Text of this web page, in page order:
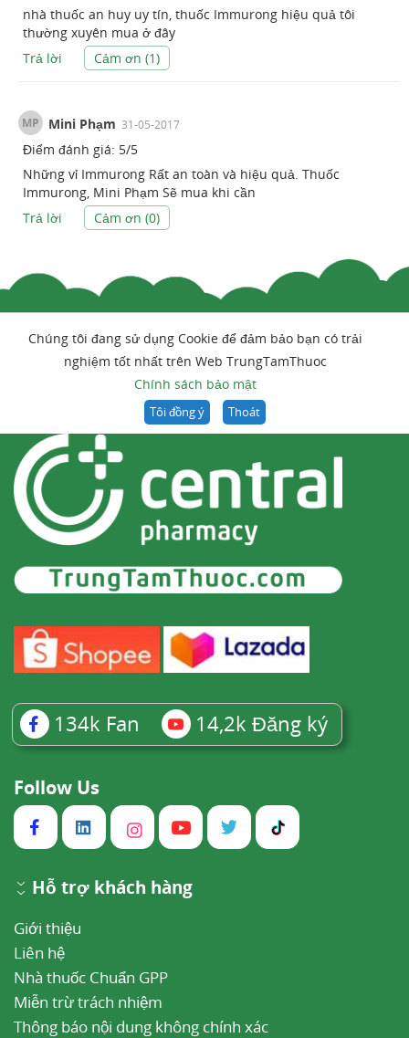
nhà thuốc an huy uy tín, thuốc Immurong hiệu quả tôi
thường xuyên mua ở đây
Trả lời
Cảm ơn (1)
MP Mini Phạm 31-05-2017
Điểm đánh giá: 5/5
Những vỉ Immurong Rất an toàn và hiệu quả. Thuốc
Immurong, Mini Phạm Sẽ mua khi cần
Trả lời
Cảm ơn (0)
Chúng tôi đang sử dụng Cookie để đảm bảo bạn có trải
nghiệm tốt nhất trên Web TrungTamThuoc
Chính sách bảo mật
Tôi đồng ý Thoát
134k Fan 14,2k Đăng ký
Follow Us
Hỗ trợ khách hàng
Giới thiệu
Liên hệ
Nhà thuốc Chuẩn GPP
Miễn trừ trách nhiệm
Thông báo nội dung không chính xác